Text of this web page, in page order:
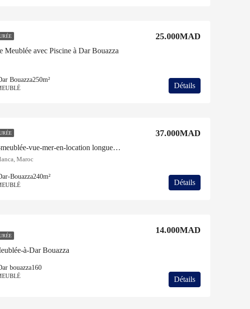
Meublée avec Piscine à Dar Bouazza
25.000MAD
Bouazza250m²
Détails
Magnifique-villa-meublée-vue-mer-en-location longue-durée-Dar-Bouazza
37.000MAD
Maroc
Bouazza240m²
Détails
à-Dar Bouazza
14.000MAD
bouazza160
Détails